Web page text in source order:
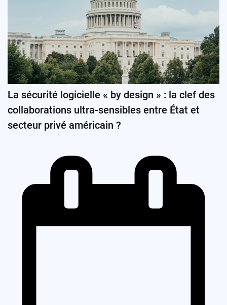
La sécurité logicielle « by design » : la clef des
collaborations ultra-sensibles entre État et
secteur privé américain ?